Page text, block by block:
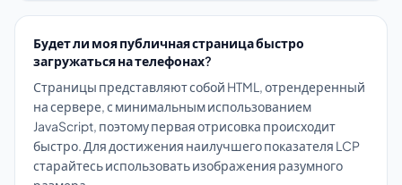
Будет ли моя публичная страница быстро
загружаться на телефонах?
Страницы представляют собой HTML, отрендеренный
на сервере, с минимальным использованием
JavaScript, поэтому первая отрисовка происходит
быстро. Для достижения наилучшего показателя LCP
старайтесь использовать изображения разумного